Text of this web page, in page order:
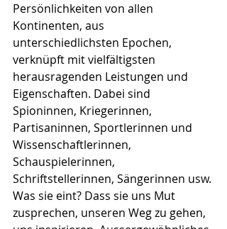
Persönlichkeiten von allen
Kontinenten, aus
unterschiedlichsten Epochen,
verknüpft mit vielfältigsten
herausragenden Leistungen und
Eigenschaften. Dabei sind
Spioninnen, Kriegerinnen,
Partisaninnen, Sportlerinnen und
Wissenschaftlerinnen,
Schauspielerinnen,
Schriftstellerinnen, Sängerinnen usw.
Was sie eint? Dass sie uns Mut
zusprechen, unseren Weg zu gehen,